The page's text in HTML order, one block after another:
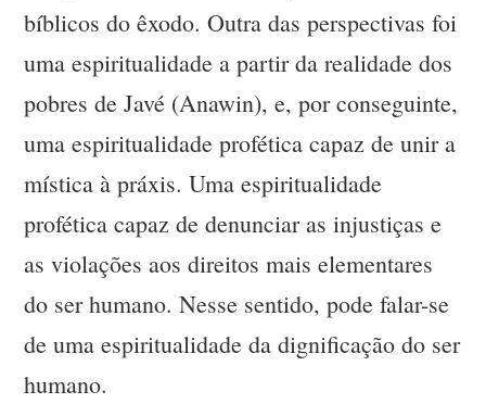
bíblicos do êxodo. Outra das perspectivas foi
uma espiritualidade a partir da realidade dos
pobres de Javé (Anawin), e, por conseguinte,
uma espiritualidade profética capaz de unir a
mística à práxis. Uma espiritualidade
profética capaz de denunciar as injustiças e
as violações aos direitos mais elementares
do ser humano. Nesse sentido, pode falar-se
de uma espiritualidade da dignificação do ser
humano.